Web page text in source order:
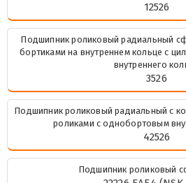
12526
Подшипник роликовый радиальный
бортиками на внутреннем кольце с
внутреннего
3526
Подшипник роликовый радиальный с
роликами с однобортовым
42526
Подшипник роликовый